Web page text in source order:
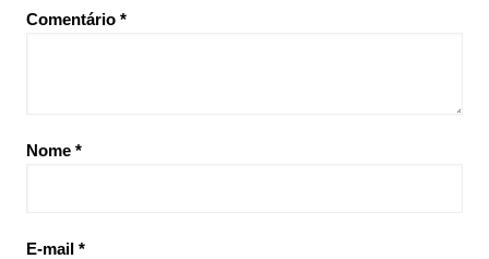
Comentário *
Nome *
E-mail *